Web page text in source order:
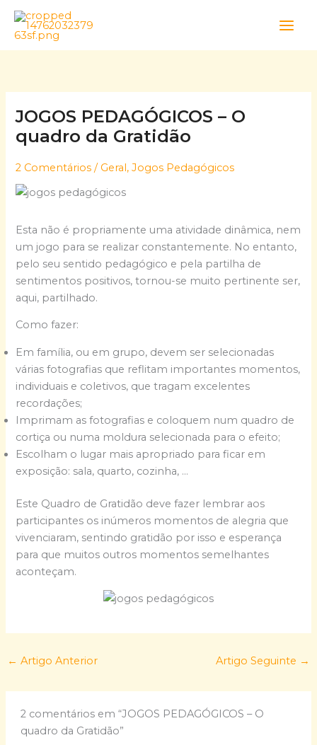
Skip
content
JOGOS PEDAGÓGICOS – O
quadro da Gratidão
2 Comentários / Geral ,Jogos Pedagógicos
Esta não é propriamente uma atividade dinâmica, nem
um jogo para se realizar constantemente. No entanto,
pelo seu sentido pedagógico e pela partilha de
sentimentos positivos, tornou-se muito pertinente ser,
aqui, partilhado.
Como fazer:
Em família, ou em grupo, devem ser selecionadas
várias fotografias que reflitam importantes momentos,
individuais e coletivos, que tragam excelentes
recordações;
Imprimam as fotografias e coloquem num quadro de
cortiça ou numa moldura selecionada para o efeito;
Escolham o lugar mais apropriado para ficar em
exposição: sala, quarto, cozinha, …
Este Quadro de Gratidão deve fazer lembrar aos
participantes os inúmeros momentos de alegria que
vivenciaram, sentindo gratidão por isso e esperança
para que muitos outros momentos semelhantes
aconteçam.
← Artigo Anterior Artigo Seguinte →
2 comentários em “JOGOS PEDAGÓGICOS – O
quadro da Gratidão”